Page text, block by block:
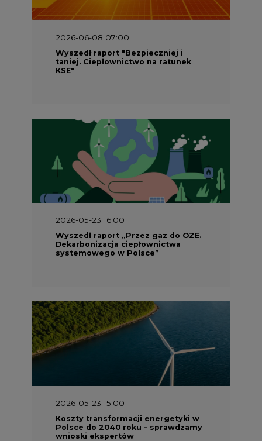
2026-06-08 07:00
Wyszedł raport "Bezpieczniej i
taniej. Ciepłownictwo na ratunek
KSE"
2026-05-23 16:00
Wyszedł raport „Przez gaz do OZE.
Dekarbonizacja ciepłownictwa
systemowego w Polsce”
2026-05-23 15:00
Koszty transformacji energetyki w
Polsce do 2040 roku – sprawdzamy
wnioski ekspertów